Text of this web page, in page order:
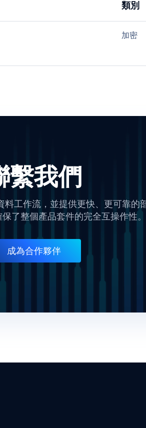
類別
加密
繫我們
料工作流，並提供更快、更可靠
了整個產品套件的完全互操作性
成為合作夥伴